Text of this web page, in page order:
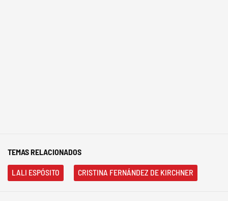
TEMAS RELACIONADOS
LALI ESPÓSITO CRISTINA FERNÁNDEZ DE KIRCHNER